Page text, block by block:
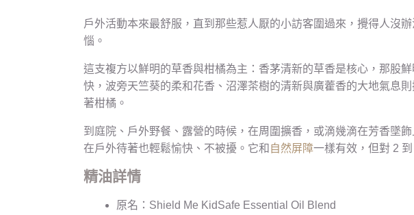
戶外活動本來最舒服，直到那些惹人厭的小訪客圍過來，攪得人沒
惱。
這支複方以鮮明的草香與柑橘為主：香茅清新的草香是核心，那股
快，波旁天竺葵的柔和花香、沼澤茶樹的清新與廣藿香的大地氣息
著柑橘。
到庭院、戶外野餐、露營的時候，在周圍擴香，或滴幾滴在芳香墜
在戶外待著也輕鬆愉快、不被擾。它和 自然屏障一樣有效，但對 2
精油詳情
原名：Shield Me KidSafe Essential Oil Blend